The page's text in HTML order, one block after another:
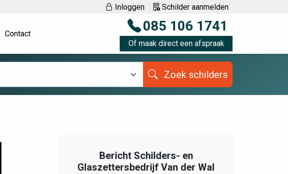
Inloggen Schilder aanmelden
Contact 085 106 1741
Of maak direct een afspraak
Zoek schilders
Bericht Schilders- en
Glaszettersbedrijf Van der Wal